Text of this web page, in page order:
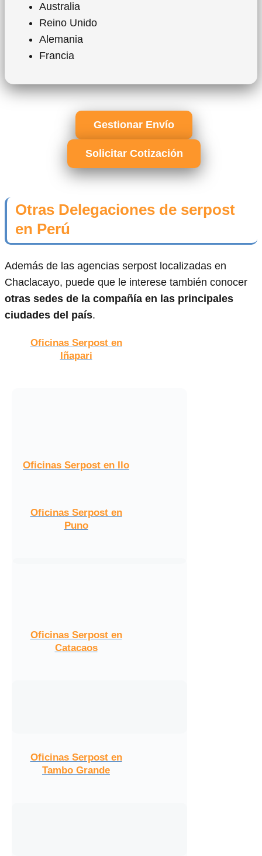
Australia
Reino Unido
Alemania
Francia
Gestionar Envío
Solicitar Cotización
Otras Delegaciones de serpost
en Perú
Además de las agencias serpost localizadas en
Chaclacayo, puede que le interese también conocer
otras sedes de la compañía en las principales
ciudades del país.
Oficinas Serpost en
Iñapari
Oficinas Serpost en Ilo
Oficinas Serpost en
Puno
Oficinas Serpost en
Catacaos
Oficinas Serpost en
Tambo Grande